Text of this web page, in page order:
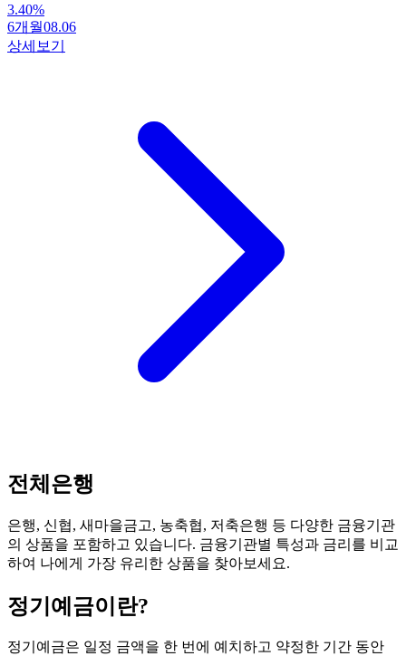
3.40%
6개월08.06
상세보기
전체은행
은행, 신협, 새마을금고, 농축협, 저축은행 등 다양한 금융기관
의 상품을 포함하고 있습니다. 금융기관별 특성과 금리를 비교
하여 나에게 가장 유리한 상품을 찾아보세요.
정기예금이란?
정기예금은 일정 금액을 한 번에 예치하고 약정한 기간 동안